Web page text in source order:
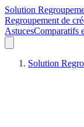
Solution
Regroupement de
AstucesComparatifs
Solution